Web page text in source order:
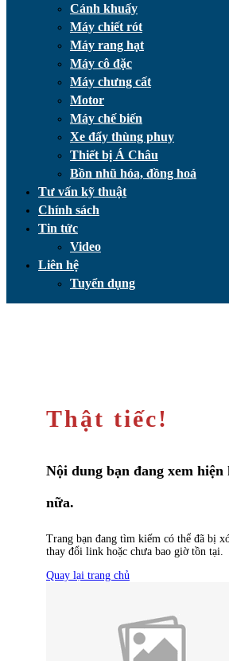
Cánh khuấy
Máy chiết rót
Máy rang hạt
Máy cô đặc
Máy chưng cất
Motor
Máy chế biến
Xe đẩy thùng phuy
Thiết bị Á Châu
Bồn nhũ hóa, đồng hoá
Tư vấn kỹ thuật
Chính sách
Tin tức
Video
Liên hệ
Tuyển dụng
Thật tiếc!
Nội dung bạn đang xem hiện
nữa.
Trang bạn đang tìm kiếm có thể đã bị
thay đổi link hoặc chưa bao giờ tồn tại.
Quay lại trang chủ